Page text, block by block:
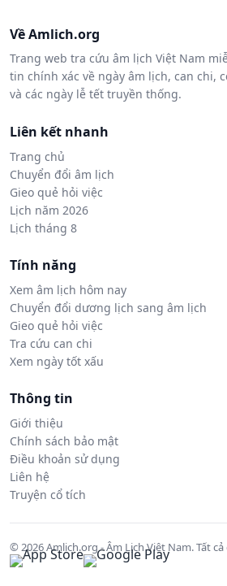
Về Amlich.org
Trang web tra cứu âm lịch Việt Nam
tin chính xác về ngày âm lịch, can chi,
và các ngày lễ tết truyền thống.
Liên kết nhanh
Trang chủ
Chuyển đổi âm lịch
Gieo quẻ hỏi việc
Lịch năm 2026
Lịch tháng 8
Tính năng
Xem âm lịch hôm nay
Chuyển đổi dương lịch sang âm lịch
Gieo quẻ hỏi việc
Tra cứu can chi
Xem ngày tốt xấu
Thông tin
Giới thiệu
Chính sách bảo mật
Điều khoản sử dụng
Liên hệ
Truyện cổ tích
© 2026 Amlich.org - Âm Lịch Việt Nam. Tất